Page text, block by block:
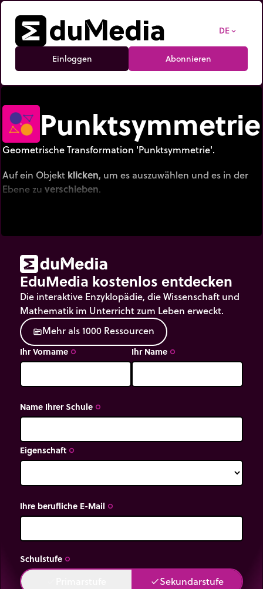
DE expand_more
Einloggen Abonnieren
Punktsymmetrie
Geometrische Transformation 'Punktsymmetrie'.
Auf ein Objekt klicken, um es auszuwählen und es in der
Ebene zu verschieben.
EduMedia kostenlos entdecken
Die interaktive Enzyklopädie, die Wissenschaft und
Mathematik im Unterricht zum Leben erweckt.
sourceMehrals1000 Ressourcen
Ihr Vorname trip_origin Ihr Name trip_origin
Name Ihrer Schule trip_origin
Eigenschaft trip_origin
Ihre berufliche E-Mail trip_origin
Schulstufe trip_origin
doneSekundarstufe